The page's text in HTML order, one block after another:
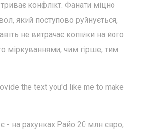
конфлікт. Фанати міцно
який поступово руйнується,
не витрачає копійки на його
міркуваннями, чим гірше, тим
the text you'd like me to make
- на рахунках Райо 20 млн євро;